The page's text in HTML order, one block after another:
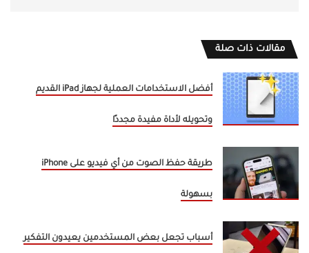
مقالات ذات صلة
أفضل الاستخدامات العملية لجهاز iPad القديم
وتحويله لأداة مفيدة مجددًا
طريقة حفظ الصوت من أي فيديو على iPhone
بسهولة
أسباب تجعل بعض المستخدمين يعيدون التفكير